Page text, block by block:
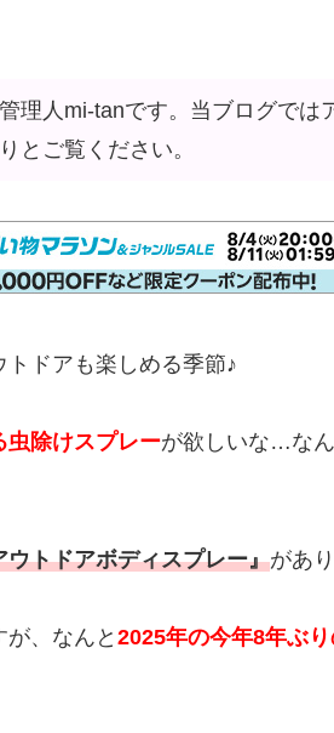
理人mi-tanです。当ブログでは
とご覧ください。
ドアも楽しめる季節♪
虫除けスプレーが欲しいな…な
トドアボディスプレー』があ
、なんと2025年の今年8年ぶ